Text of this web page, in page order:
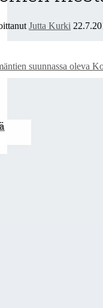
Jutta Kurki
suunnassa oleva